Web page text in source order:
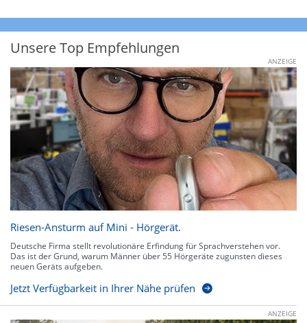
Unsere Top Empfehlungen
ANZEIGE
Riesen-Ansturm auf Mini - Hörgerät.
Deutsche Firma stellt revolutionäre Erfindung für Sprachverstehen vor.
Das ist der Grund, warum Männer über 55 Hörgeräte zugunsten dieses
neuen Geräts aufgeben.
Jetzt Verfügbarkeit in Ihrer Nähe prüfen
ANZEIGE